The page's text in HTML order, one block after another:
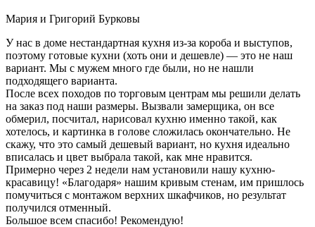
Мария и Григорий Бурковы
У нас в доме нестандартная кухня из-за короба и выступов,
поэтому готовые кухни (хоть они и дешевле) — это не наш
вариант. Мы с мужем много где были, но не нашли
подходящего варианта.
После всех походов по торговым центрам мы решили делать
на заказ под наши размеры. Вызвали замерщика, он все
обмерил, посчитал, нарисовал кухню именно такой, как
хотелось, и картинка в голове сложилась окончательно. Не
скажу, что это самый дешевый вариант, но кухня идеально
вписалась и цвет выбрала такой, как мне нравится.
Примерно через 2 недели нам установили нашу кухню-
красавицу! «Благодаря» нашим кривым стенам, им пришлось
помучиться с монтажом верхних шкафчиков, но результат
получился отменный.
Большое всем спасибо! Рекомендую!